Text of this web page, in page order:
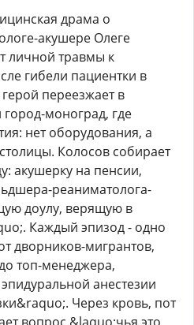
драма о
акушере Олеге
личной травмы к
гибели пациентки в
переезжает в
моноград, где
нет оборудования, а
Колосов собирает
акушерку на пенсии,
реаниматолога-
доулу, верящую в
Каждый эпизод - одно
дворников-мигрантов,
топ-менеджера,
анестезии
Через кровь, пот